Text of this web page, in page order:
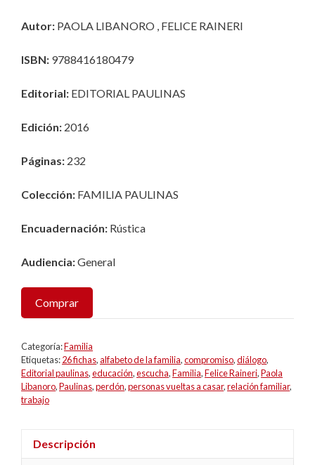
Autor: PAOLA LIBANORO , FELICE RAINERI
ISBN: 9788416180479
Editorial: EDITORIAL PAULINAS
Edición: 2016
Páginas: 232
Colección: FAMILIA PAULINAS
Encuadernación: Rústica
Audiencia:General
Comprar
Categoría:Familia
Etiquetas:26 fichas,alfabeto de la familia,compromiso,diálogo,
Editorial paulinas,educación,escucha,Familia,Felice Raineri,Paola
Libanoro,Paulinas,perdón,personas vueltas a casar,relación familiar,
trabajo
Descripción